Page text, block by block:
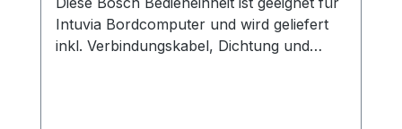
Intuvia Bordcomputer und wird geliefert
inkl. Verbindungskabel, Dichtung und